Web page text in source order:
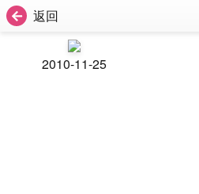
返回
2010-11-25